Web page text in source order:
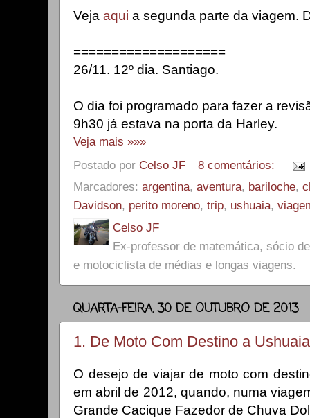
Veja aqui a segunda parte da viagem.
====================
26/11. 12º dia. Santiago.
O dia foi programado para fazer a
9h30 já estava na porta da Harley.
Veja mais »»»
Postado por Celso JF
8 comentários:
Marcadores: argentina, aventura, bariloche,
Davidson, perito moreno, trip, ushuaia,
Celso JF
Ex-professor de matemática, sócio
e motociclista de médias e longas viagens.
QUARTA-FEIRA, 30 DE OUTUBRO DE 2013
1. De Moto Com Destino a
O desejo de viajar de moto com
em abril de 2012, quando, numa
Grande Cacique Fazedor de Chuva